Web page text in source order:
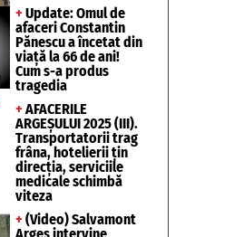
+ Update: Omul de
afaceri Constantin
Pănescu a încetat din
viață la 66 de ani!
Cum s-a produs
tragedia
+ AFACERILE
ARGEȘULUI 2025 (III).
Transportatorii trag
frâna, hotelierii țin
direcția, serviciile
medicale schimbă
viteza
+ (Video) Salvamont